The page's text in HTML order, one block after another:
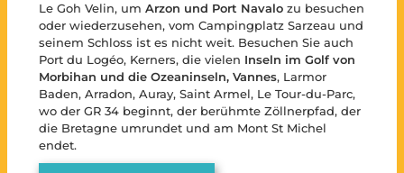
Le Goh Velin, um Arzon und Port Navalo zu besuchen
oder wiederzusehen, vom Campingplatz Sarzeau und
seinem Schloss ist es nicht weit. Besuchen Sie auch
Port du Logéo, Kerners, die vielen Inseln im Golf von
Morbihan und die Ozeaninseln, Vannes, Larmor
Baden, Arradon, Auray, Saint Armel, Le Tour-du-Parc,
wo der GR 34 beginnt, der berühmte Zöllnerpfad, der
die Bretagne umrundet und am Mont St Michel
endet.